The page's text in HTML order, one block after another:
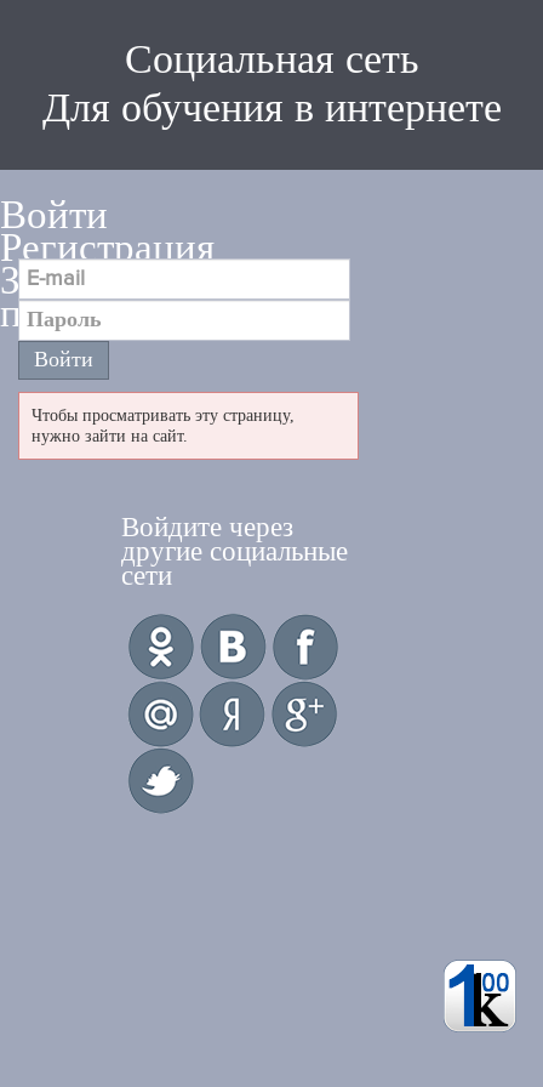
Социальная сеть
Для обучения в интернете
Войти
Регистрация
Забыли
пароль
Чтобы просматривать эту страницу,
нужно зайти на сайт.
Войдите через
другие социальные
сети